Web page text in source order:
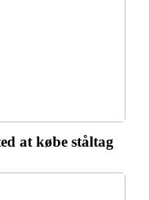
at købe ståltag